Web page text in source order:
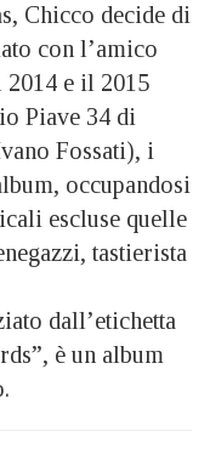
Chicco decide di
con l’amico
e il 2015
Piave 34 di
Fossati), i
occupandosi
escluse quelle
tastierista
dall’etichetta
è un album